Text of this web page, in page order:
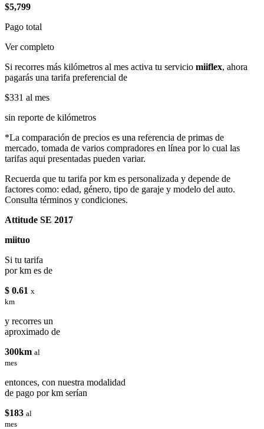
$5,799
Pago total
Ver completo
Si recorres más kilómetros al mes activa tu servicio miiflex, ahora
pagarás una tarifa preferencial de
$331 al mes
sin reporte de kilómetros
*La comparación de precios es una referencia de primas de
mercado, tomada de varios compradores en línea por lo cual las
tarifas aqui presentadas pueden variar.
Recuerda que tu tarifa por km es personalizada y depende de
factores como: edad, género, tipo de garaje y modelo del auto.
Consulta términos y condiciones.
Attitude SE 2017
miituo
Si tu tarifa
por km es de
$ 0.61 x
km
y recorres un
aproximado de
300km al
mes
entonces, con nuestra modalidad
de pago por km serían
$183 al
mes